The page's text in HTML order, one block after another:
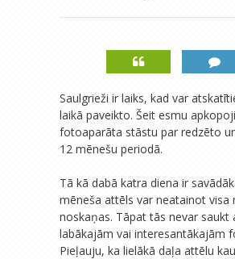
Saulgrieži ir laiks, kad var
laikā paveikto. Šeit esmu
fotoaparāta stāstu par redzēto
12 mēnešu periodā.
Tā kā dabā katra diena ir
mēneša attēls var neatainot visa
noskaņas. Tāpat tās nevar saukt
labākajām vai interesantākajām
Pieļauju, ka lielākā daļa attēlu